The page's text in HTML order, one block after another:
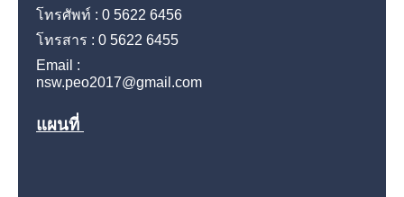
โทรศัพท์ : 0 5622 6456
โทรสาร : 0 5622 6455
Email :
nsw.peo2017@gmail.com
แผนที่